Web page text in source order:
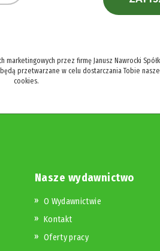
przez firmę Janusz Nawrocki
będą przetwarzane w celu dostarczania Tobie
cookies.
Nasze wydawnictwo
O Wydawnictwie
Kontakt
Oferty pracy